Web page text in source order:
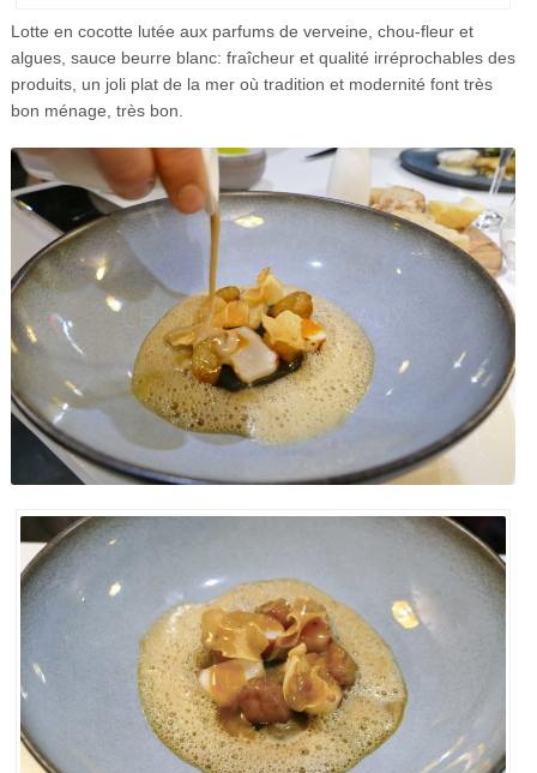
Lotte en cocotte lutée aux parfums de verveine, chou-fleur et
algues, sauce beurre blanc: fraîcheur et qualité irréprochables des
produits, un joli plat de la mer où tradition et modernité font très
bon ménage, très bon.